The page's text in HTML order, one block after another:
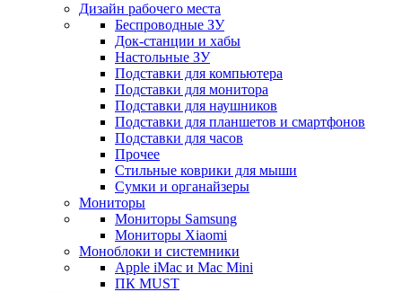
Дизайн рабочего места
Беспроводные ЗУ
Док-станции и хабы
Настольные ЗУ
Подставки для компьютера
Подставки для монитора
Подставки для наушников
Подставки для планшетов и смартфонов
Подставки для часов
Прочее
Стильные коврики для мыши
Сумки и органайзеры
Мониторы
Мониторы Samsung
Мониторы Xiaomi
Моноблоки и системники
Apple iMac и Mac Mini
ПК MUST